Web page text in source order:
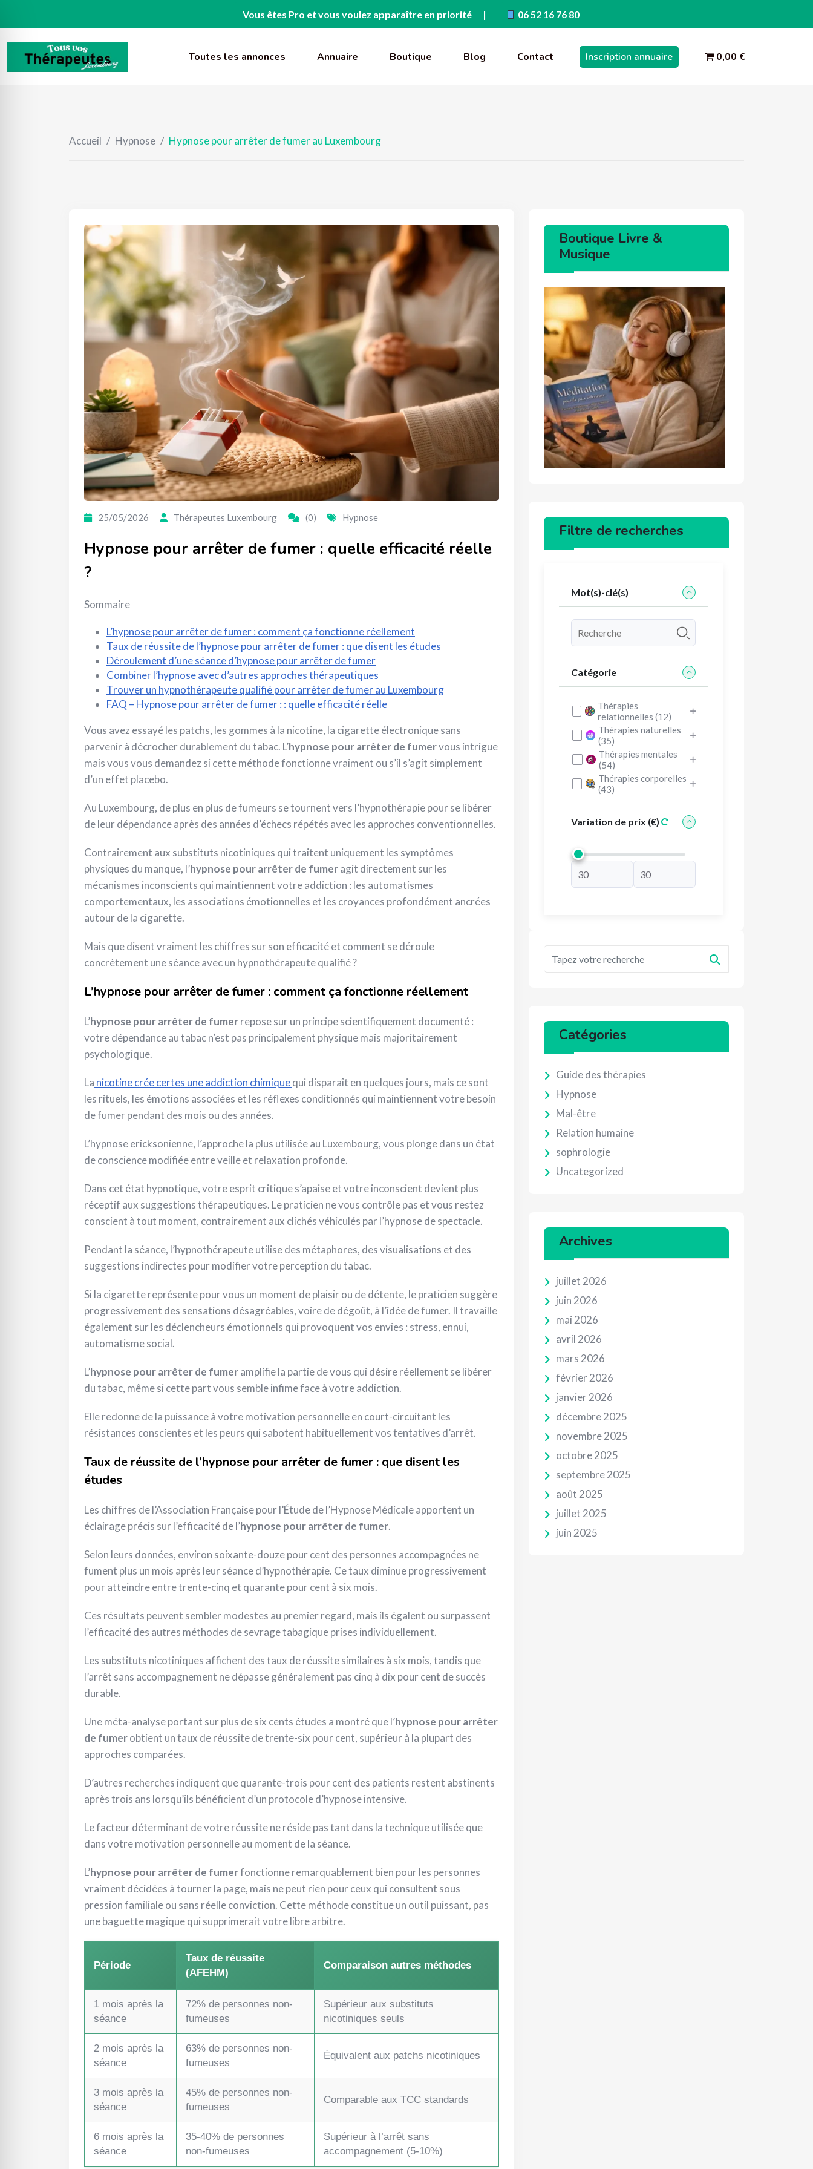
Vous êtes Pro et vous voulez apparaître en priorité 06 52 16 76 80
content
Toutes les annonces Annuaire Boutique Blog Contact Inscription annuaire 0,00 €
Accueil / Hypnose / Hypnose pour arrêter de fumer au Luxembourg
25/05/2026 Thérapeutes Luxembourg (0) Hypnose
Hypnose pour arrêter de fumer : quelle efficacité réelle
?
Sommaire
L’hypnose pour arrêter de fumer : comment ça fonctionne réellement
Taux de réussite de l’hypnose pour arrêter de fumer : que disent les études
Déroulement d’une séance d’hypnose pour arrêter de fumer
Combiner l’hypnose avec d’autres approches thérapeutiques
Trouver un hypnothérapeute qualifié pour arrêter de fumer au Luxembourg
FAQ – Hypnose pour arrêter de fumer : : quelle efficacité réelle
Vous avez essayé les patchs, les gommes à la nicotine, la cigarette électronique sans
parvenir à décrocher durablement du tabac. L’hypnose pour arrêter de fumervous intrigue
mais vous vous demandez si cette méthode fonctionne vraiment ou s’il s’agit simplement
d’un effet placebo.
Au Luxembourg, de plus en plus de fumeurs se tournent vers l’hypnothérapie pour se libérer
de leur dépendance après des années d’échecs répétés avec les approches conventionnelles.
Contrairement aux substituts nicotiniques qui traitent uniquement les symptômes
physiques du manque, l’hypnose pour arrêter de fumeragit directement sur les
mécanismes inconscients qui maintiennent votre addiction : les automatismes
comportementaux, les associations émotionnelles et les croyances profondément ancrées
autour de la cigarette.
Mais que disent vraiment les chiffres sur son efficacité et comment se déroule
concrètement une séance avec un hypnothérapeute qualifié ?
L’hypnose pour arrêter de fumer : comment ça fonctionne réellement
L’hypnose pour arrêter de fumerrepose sur un principe scientifiquement documenté :
votre dépendance au tabac n’est pas principalement physique mais majoritairement
psychologique.
La nicotine crée certes une addiction chimiquequi disparaît en quelques jours, mais ce sont
les rituels, les émotions associées et les réflexes conditionnés qui maintiennent votre besoin
de fumer pendant des mois ou des années.
L’hypnose ericksonienne, l’approche la plus utilisée au Luxembourg, vous plonge dans un état
de conscience modifiée entre veille et relaxation profonde.
Dans cet état hypnotique, votre esprit critique s’apaise et votre inconscient devient plus
réceptif aux suggestions thérapeutiques. Le praticien ne vous contrôle pas et vous restez
conscient à tout moment, contrairement aux clichés véhiculés par l’hypnose de spectacle.
Pendant la séance, l’hypnothérapeute utilise des métaphores, des visualisations et des
suggestions indirectes pour modifier votre perception du tabac.
Si la cigarette représente pour vous un moment de plaisir ou de détente, le praticien suggère
progressivement des sensations désagréables, voire de dégoût, à l’idée de fumer. Il travaille
également sur les déclencheurs émotionnels qui provoquent vos envies : stress, ennui,
automatisme social.
L’hypnose pour arrêter de fumeramplifie la partie de vous qui désire réellement se libérer
du tabac, même si cette part vous semble infime face à votre addiction.
Elle redonne de la puissance à votre motivation personnelle en court-circuitant les
résistances conscientes et les peurs qui sabotent habituellement vos tentatives d’arrêt.
Taux de réussite de l’hypnose pour arrêter de fumer : que disent les
études
Les chiffres de l’Association Française pour l’Étude de l’Hypnose Médicale apportent un
éclairage précis sur l’efficacité de l’hypnose pour arrêter de fumer.
Selon leurs données, environ soixante-douze pour cent des personnes accompagnées ne
fument plus un mois après leur séance d’hypnothérapie. Ce taux diminue progressivement
pour atteindre entre trente-cinq et quarante pour cent à six mois.
Ces résultats peuvent sembler modestes au premier regard, mais ils égalent ou surpassent
l’efficacité des autres méthodes de sevrage tabagique prises individuellement.
Les substituts nicotiniques affichent des taux de réussite similaires à six mois, tandis que
l’arrêt sans accompagnement ne dépasse généralement pas cinq à dix pour cent de succès
durable.
Une méta-analyse portant sur plus de six cents études a montré que l’hypnose pour arrêter
de fumerobtient un taux de réussite de trente-six pour cent, supérieur à la plupart des
approches comparées.
D’autres recherches indiquent que quarante-trois pour cent des patients restent abstinents
après trois ans lorsqu’ils bénéficient d’un protocole d’hypnose intensive.
Le facteur déterminant de votre réussite ne réside pas tant dans la technique utilisée que
dans votre motivation personnelle au moment de la séance.
L’hypnose pour arrêter de fumerfonctionne remarquablement bien pour les personnes
vraiment décidées à tourner la page, mais ne peut rien pour ceux qui consultent sous
pression familiale ou sans réelle conviction. Cette méthode constitue un outil puissant, pas
une baguette magique qui supprimerait votre libre arbitre.
Période
Taux de réussite
(AFEHM)
Comparaison autres méthodes
1 mois après la
séance
72% de personnes non-
fumeuses
Supérieur aux substituts
nicotiniques seuls
2 mois après la
séance
63% de personnes non-
fumeuses
Équivalent aux patchs nicotiniques
3 mois après la
séance
45% de personnes non-
fumeuses
Comparable aux TCC standards
6 mois après la
séance
35-40% de personnes
non-fumeuses
Supérieur à l’arrêt sans
accompagnement (5-10%)
Boutique Livre &
Musique
Filtre de recherches
Mot(s)-clé(s)
Catégorie
Thérapies
relationnelles (12)
Thérapies naturelles
(35)
Thérapies mentales
(54)
Thérapies corporelles
(43)
Variation de prix (€)
Catégories
Guide des thérapies
Hypnose
Mal-être
Relation humaine
sophrologie
Uncategorized
Archives
juillet 2026
juin 2026
mai 2026
avril 2026
mars 2026
février 2026
janvier 2026
décembre 2025
novembre 2025
octobre 2025
septembre 2025
août 2025
juillet 2025
juin 2025